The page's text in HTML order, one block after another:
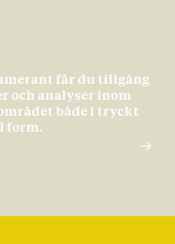
får du tillgång
och analyser inom
både i tryckt
form.